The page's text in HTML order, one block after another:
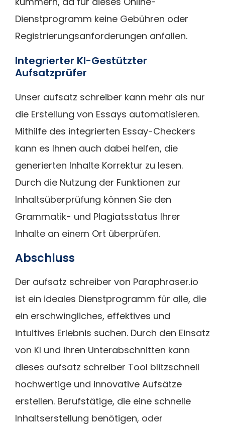
Dienstprogramm keine Gebühren oder
Registrierungsanforderungen anfallen.
Integrierter KI-Gestützter
Aufsatzprüfer
Unser aufsatz schreiber kann mehr als nur
die Erstellung von Essays automatisieren.
Mithilfe des integrierten Essay-Checkers
kann es Ihnen auch dabei helfen, die
generierten Inhalte Korrektur zu lesen.
Durch die Nutzung der Funktionen zur
Inhaltsüberprüfung können Sie den
Grammatik- und Plagiatsstatus Ihrer
Inhalte an einem Ort überprüfen.
Abschluss
Der aufsatz schreiber von Paraphraser.io
ist ein ideales Dienstprogramm für alle, die
ein erschwingliches, effektives und
intuitives Erlebnis suchen. Durch den Einsatz
von KI und ihren Unterabschnitten kann
dieses aufsatz schreiber Tool blitzschnell
hochwertige und innovative Aufsätze
erstellen. Berufstätige, die eine schnelle
Inhaltserstellung benötigen, oder